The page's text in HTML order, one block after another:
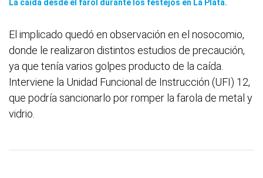
La caída desde el farol durante los festejos en La Plata.
El implicado quedó en observación en el nosocomio,
donde le realizaron distintos estudios de precaución,
ya que tenía varios golpes producto de la caída.
Interviene la Unidad Funcional de Instrucción (UFI) 12,
que podría sancionarlo por romper la farola de metal y
vidrio.